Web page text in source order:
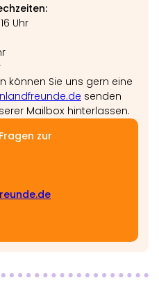
Uhr
können Sie uns gern eine
senden
Mailbox hinterlassen.
zur